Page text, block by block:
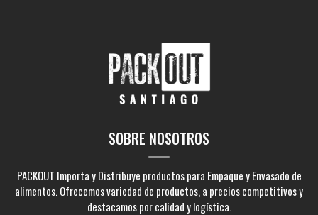
SOBRE NOSOTROS
PACKOUT Importa y Distribuye productos para Empaque y Envasado de
alimentos. Ofrecemos variedad de productos, a precios competitivos y
destacamos por calidad y logística.